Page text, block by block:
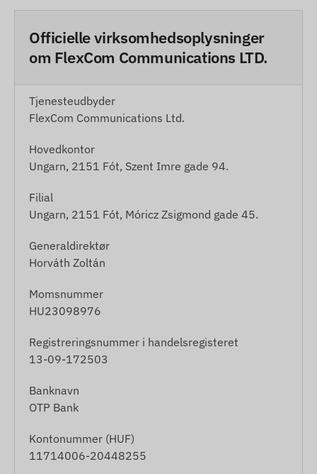
Officielle virksomhedsoplysninger
om FlexCom Communications LTD.
Tjenesteudbyder
FlexCom Communications Ltd.
Hovedkontor
Ungarn, 2151 Fót, Szent Imre gade 94.
Filial
Ungarn, 2151 Fót, Móricz Zsigmond gade 45.
Generaldirektør
Horváth Zoltán
Momsnummer
HU23098976
Registreringsnummer i handelsregisteret
13-09-172503
Banknavn
OTP Bank
Kontonummer (HUF)
11714006-20448255